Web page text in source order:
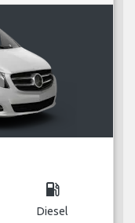
local_gas_station
Diesel